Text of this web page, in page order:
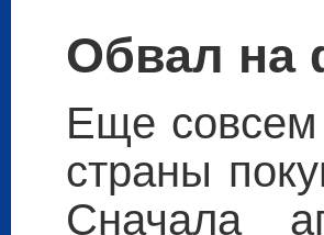
Обвал на
Еще совсем
страны
Сначала